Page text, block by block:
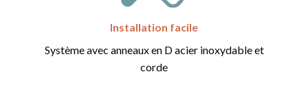
Installation facile
Système avec anneaux en D acier inoxydable et
corde